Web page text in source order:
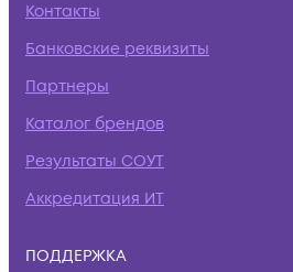
Контакты
Банковские реквизиты
Партнеры
Каталог брендов
Результаты СОУТ
Аккредитация ИТ
ПОДДЕРЖКА